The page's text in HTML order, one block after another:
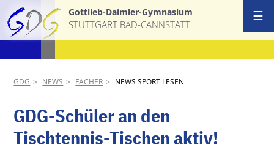
Gottlieb-Daimler-Gymnasium
STUTTGART BAD-CANNSTATT
GDG NEWS FÄCHER NEWS SPORT LESEN
GDG-Schüler an den
Tischtennis-Tischen aktiv!
☰